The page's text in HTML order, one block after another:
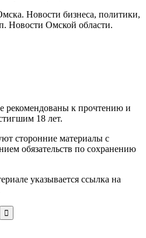
Новости бизнеса, политики,
Новости Омской области.
рекомендованы к прочтению и
18 лет.
сторонние материалы с
обязательств по сохранению
указывается ссылка на